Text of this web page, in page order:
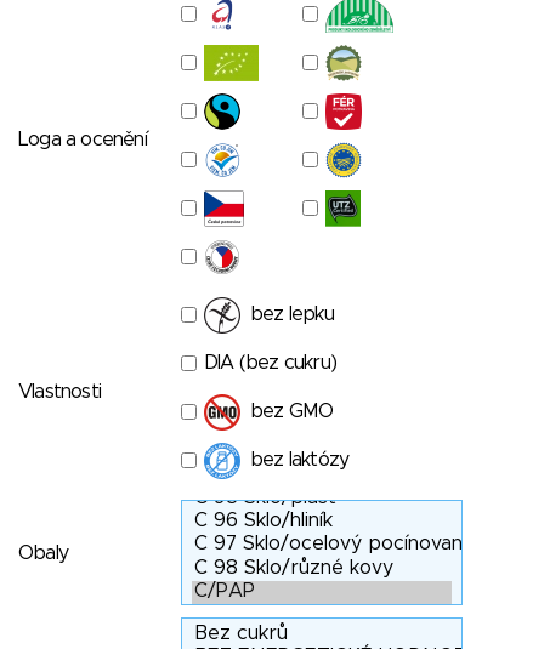
Loga a ocenění
Vlastnosti
bez lepku
DIA (bez cukru)
bez GMO
bez laktózy
Obaly